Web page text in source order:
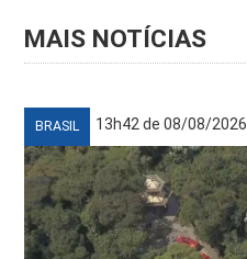
MAIS NOTÍCIAS
BRASIL 13h42 de 08/08/2026